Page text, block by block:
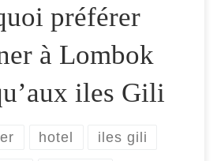
préférer
à Lombok
iles Gili
hotel iles gili